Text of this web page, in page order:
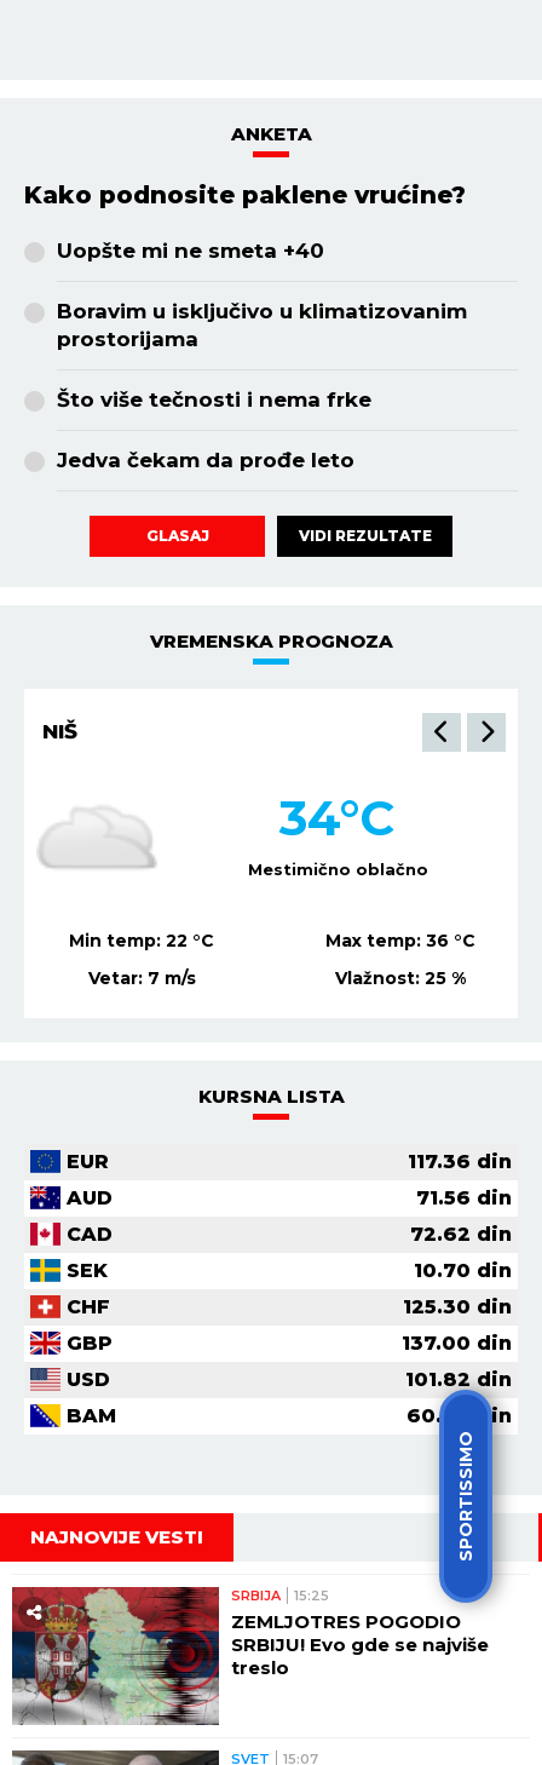
SPORTISSIMO
ANKETA
Kako podnosite paklene vrućine?
Uopšte mi ne smeta +40
Boravim u isključivo u klimatizovanim
prostorijama
Što više tečnosti i nema frke
Jedva čekam da prođe leto
GLASAJ VIDI REZULTATE
VREMENSKA PROGNOZA
NIŠ
Mestimično oblačno
34°C
Min temp:22 °C Max temp: 36 °C
Vetar: 7 m/s Vlažnost: 25 %
KURSNA LISTA
EUR 117.36 din
AUD
71.56 din
CAD
72.62 din
SEK
10.70 din
CHF
125.30 din
GBP
137.00 din
USD
101.82 din
BAM
60.00 din
NAJNOVIJE VESTI
SRBIJA 15:25
ZEMLJOTRES POGODIO
SRBIJU! Evo gde se najviše
treslo
SVET 15:07